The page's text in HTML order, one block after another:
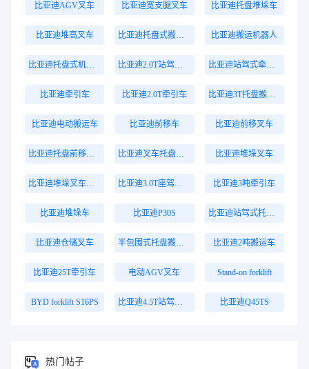
比亚迪AGV叉车 比亚迪宽支腿叉车 比亚迪托盘堆垛车
比亚迪堆高叉车 比亚迪托盘式搬运机器人 比亚迪搬运机器人
比亚迪托盘式机器人 比亚迪2.0T站驾式牵引车 比亚迪站驾式牵引车
比亚迪牵引车 比亚迪2.0T牵引车 比亚迪3T托盘搬运车
比亚迪电动搬运车 比亚迪前移车 比亚迪前移叉车
比亚迪托盘前移叉车 比亚迪叉车托盘搬运车 比亚迪堆垛叉车
比亚迪堆垛叉车价格 比亚迪3.0T座驾式牵引车 比亚迪3吨牵引车
比亚迪堆垛车 比亚迪P30S 比亚迪站驾式托盘搬运车
比亚迪仓储叉车 半包围式托盘搬运车 比亚迪2吨搬运车
比亚迪25T牵引车 电动AGV叉车 Stand-on forklift
BYD forklift S16PS 比亚迪4.5T站驾式牵引车 比亚迪Q45TS
热门帖子